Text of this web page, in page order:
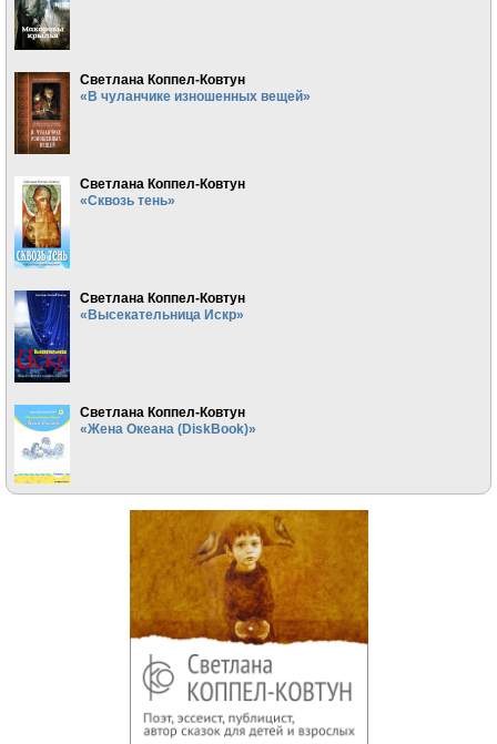
Светлана Коппел-Ковтун
«В чуланчике изношенных вещей»
Светлана Коппел-Ковтун
«Сквозь тень»
Светлана Коппел-Ковтун
«Высекательница Искр»
Светлана Коппел-Ковтун
«Жена Океана (DiskBook)»